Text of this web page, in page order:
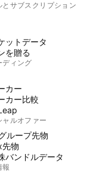
とサブスクリプション
ットデータ
を贈る
ディング
カー
カー比較
ャルオファー
ループ先物
先物
バンドルデータ
報